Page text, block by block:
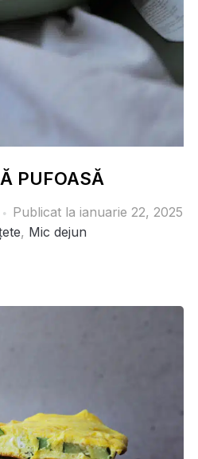
PUFOASĂ
Publicat la ianuarie 22, 2025
, Mic dejun